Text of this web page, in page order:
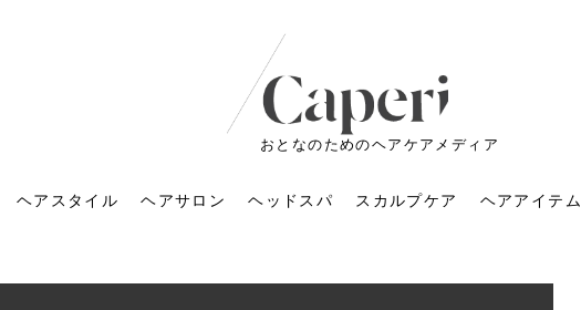
おとなのためのヘアケアメディア
ヘアスタイル ヘアサロン ヘッドスパ スカルプケア ヘアアイテム